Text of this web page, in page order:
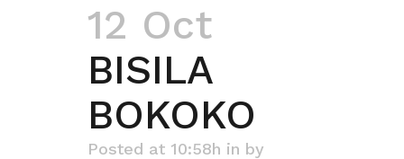
12 Oct
BISILA
BOKOKO
Posted at 10:58h in by